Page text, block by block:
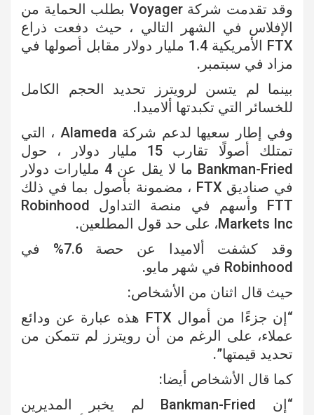
وقد تقدمت شركة Voyager بطلب الحماية من
الإفلاس في الشهر التالي ، حيث دفعت ذراع
FTX الأمريكية 1.4 مليار دولار مقابل أصولها في
مزاد في سبتمبر.
بينما لم يتسن لرويترز تحديد الحجم الكامل
للخسائر التي تكبدتها ألاميدا.
وفي إطار سعيها لدعم شركة Alameda ، التي
تمتلك أصولًا تقارب 15 مليار دولار ، حول
Bankman-Fried ما لا يقل عن 4 مليارات دولار
في صناديق FTX ، مضمونة بأصول بما في ذلك
FTT وأسهم في منصة التداول Robinhood
Markets Inc، على حد قول المطلعين.
وقد كشفت ألاميدا عن حصة 7.6% في
Robinhood في شهر مايو.
حيث قال اثنان من الأشخاص:
“إن جزءًا من أموال FTX هذه عبارة عن ودائع
عملاء، على الرغم من أن رويترز لم تتمكن من
تحديد قيمتها”.
كما قال الأشخاص أيضا:
“إن Bankman-Fried لم يخبر المديرين